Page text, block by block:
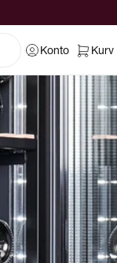
Konto Kurv